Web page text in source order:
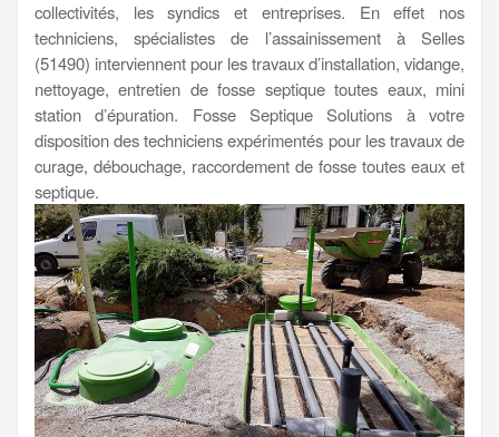
collectivités, les syndics et entreprises. En effet nos
techniciens, spécialistes de l’assainissement à Selles
(51490) interviennent pour les travaux d’installation, vidange,
nettoyage, entretien de fosse septique toutes eaux, mini
station d’épuration. Fosse Septique Solutions à votre
disposition des techniciens expérimentés pour les travaux de
curage, débouchage, raccordement de fosse toutes eaux et
septique.